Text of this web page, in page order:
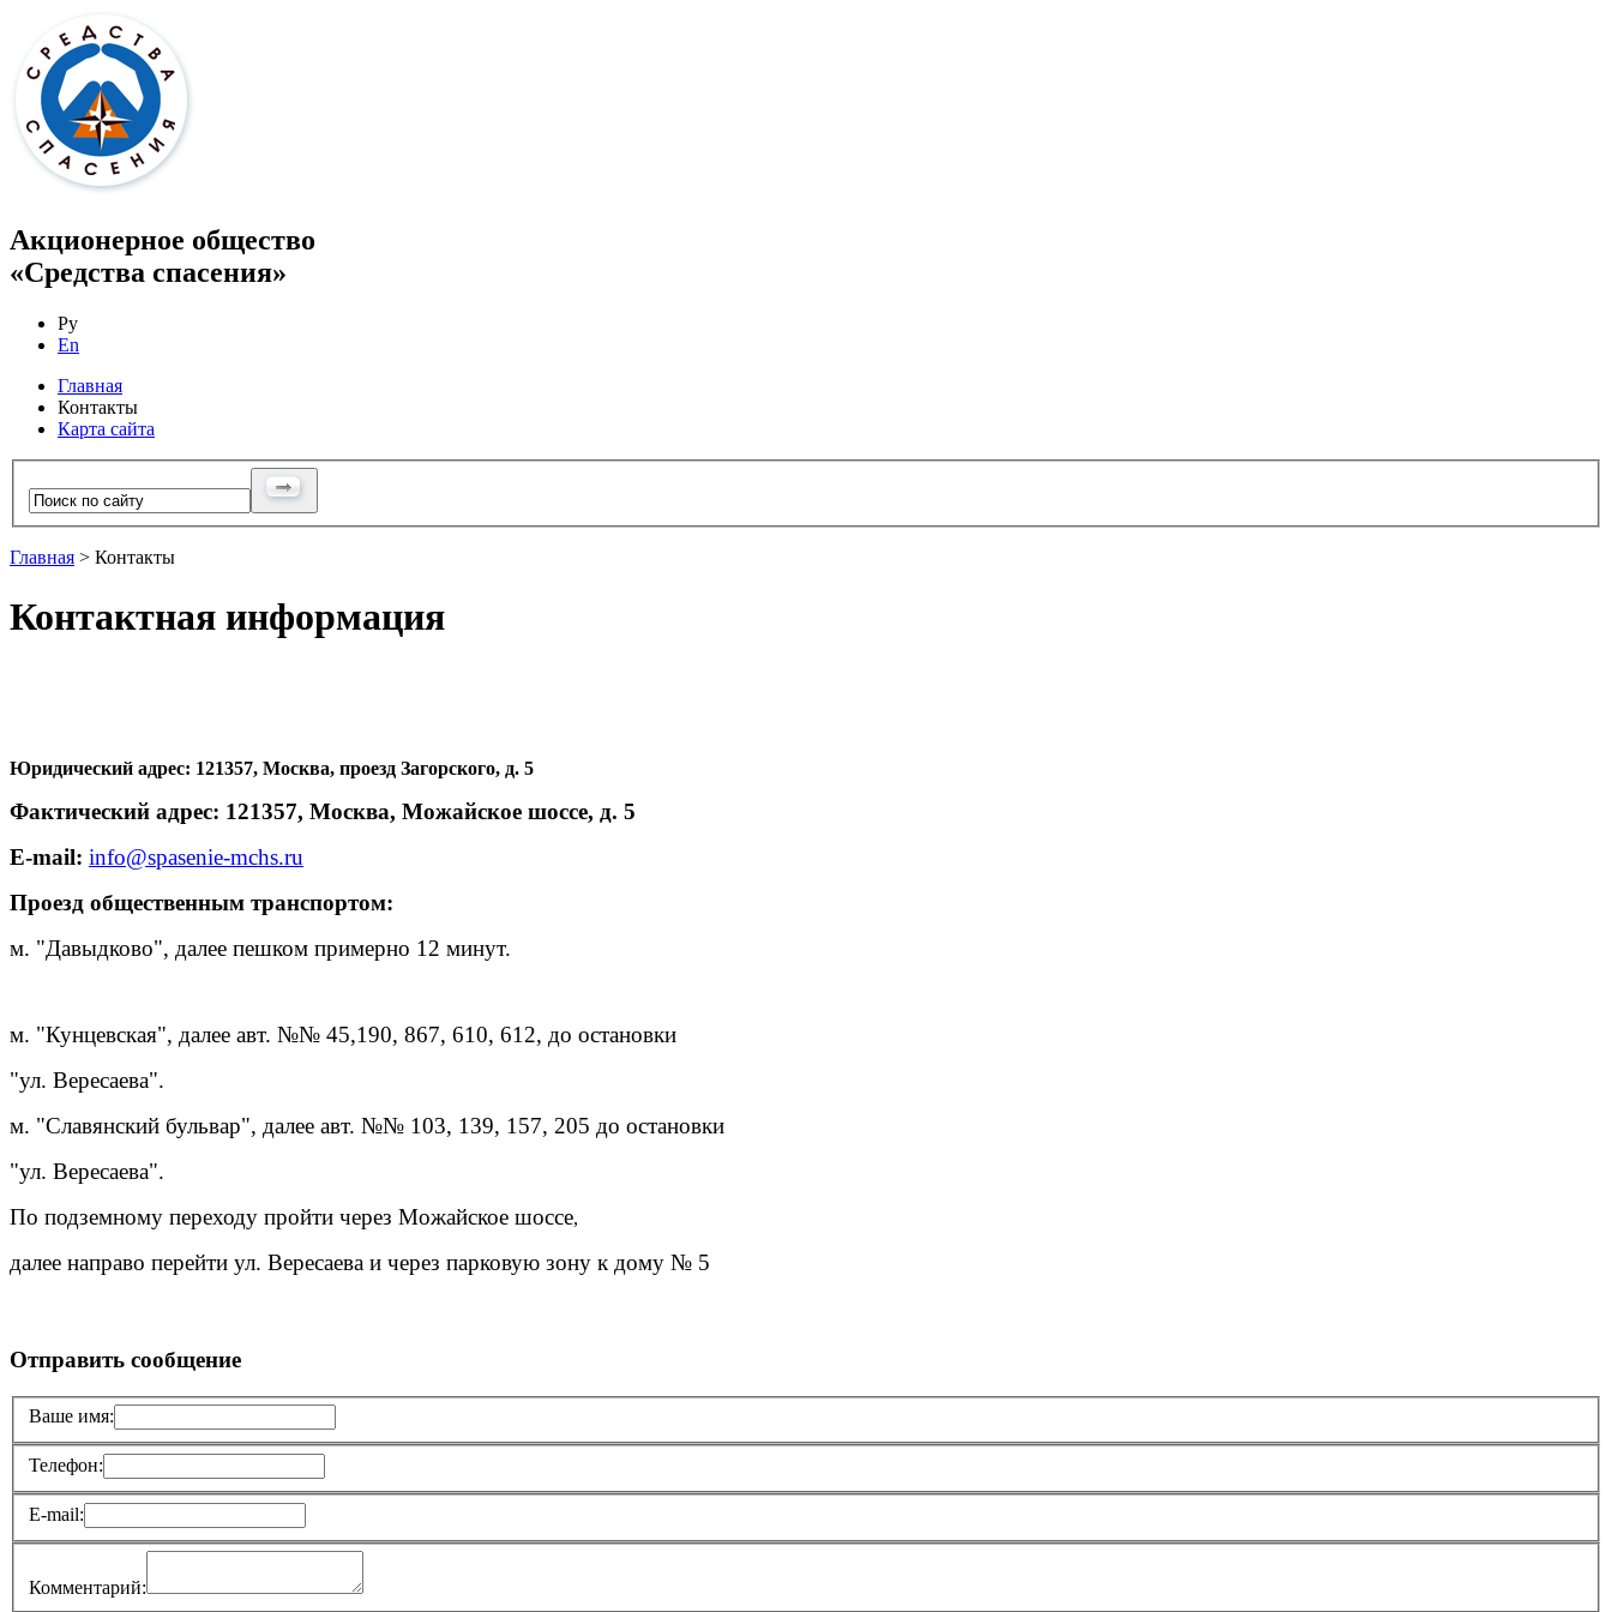
Акционерное общество
«Средства спасения»
Ру
En
Главная
Контакты
Карта сайта
Главная > Контакты
Контактная информация
Юридический адрес: 121357, Москва, проезд Загорского, д. 5
Фактический адрес: 121357, Москва, Можайское шоссе, д. 5
E-mail: info@spasenie-mchs.ru
Проезд общественным транспортом:
м. "Давыдково", далее пешком примерно 12 минут.
м. "Кунцевская", далее авт. №№ 45,190, 867, 610, 612, до остановки
"ул. Вересаева".
м. "Славянский бульвар", далее авт. №№ 103, 139, 157, 205 до остановки
"ул. Вересаева".
По подземному переходу пройти через Можайское шоссе,
далее направо перейти ул. Вересаева и через парковую зону к дому № 5
Отправить сообщение
Ваше имя:
Телефон:
E-mail:
Комментарий: